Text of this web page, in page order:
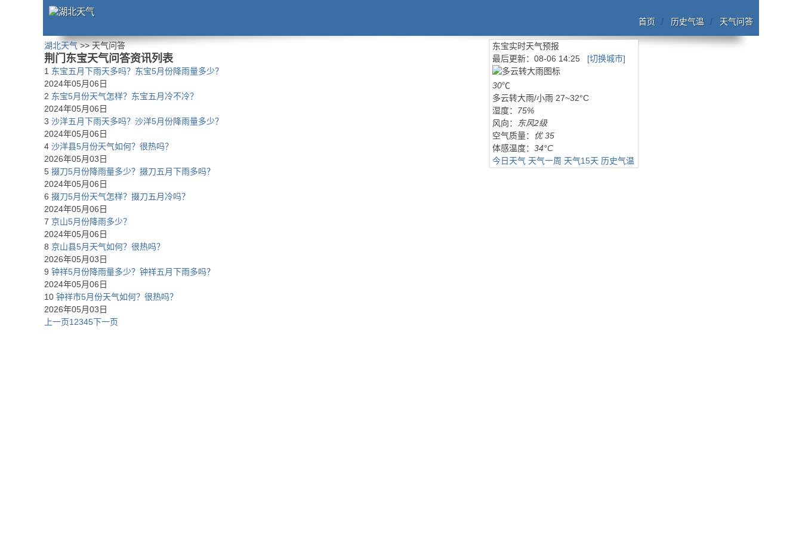
首页 历史气温 天气问答
湖北天气>> 天气问答
荆门东宝天气问答资讯列表
1 东宝五月下雨天多吗？东宝5月份降雨量多少？
2024年05月06日
2 东宝5月份天气怎样？东宝五月冷不冷？
2024年05月06日
3 沙洋五月下雨天多吗？沙洋5月份降雨量多少？
2024年05月06日
4 沙洋县5月份天气如何？很热吗？
2026年05月03日
5 掇刀5月份降雨量多少？掇刀五月下雨多吗？
2024年05月06日
6 掇刀5月份天气怎样？掇刀五月冷吗？
2024年05月06日
7 京山5月份降雨多少？
2024年05月06日
8 京山县5月天气如何？很热吗？
2026年05月03日
9 钟祥5月份降雨量多少？钟祥五月下雨多吗？
2024年05月06日
10 钟祥市5月份天气如何？很热吗？
2026年05月03日
上一页1 2345下一页
东宝实时天气预报
最后更新： 08-06 14:25 [切换城市]
30℃
多云转大雨/小雨 27~32°C
湿度： 75%
风向：
东风2级
空气质量：
优 35
体感温度： 34°C
今日天气 天气一周 天气15天 历史气温